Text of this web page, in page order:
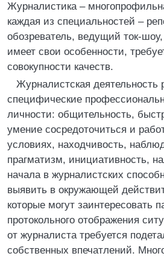
Журналистика –
каждая из специальностей –
обозреватель, ведущий ток-
имеет свои особенности,
совокупности качеств.
Журналистская деятельность
специфические
личности: общительность,
умение сосредоточиться и
условиях, находчивость,
прагматизм, инициативность,
начала в журналистских
выявить в окружающей
которые могут заинтересовать
протокольного отображения
от журналиста требуется
собственных впечатлений.